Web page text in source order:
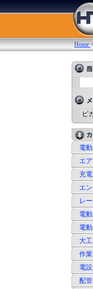
Home
電
エ
充
エ
レ
電
電
大
作
電
配